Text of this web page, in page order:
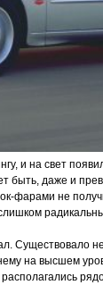
и на свет
быть, даже и
фарами не
Существовало
на высшем